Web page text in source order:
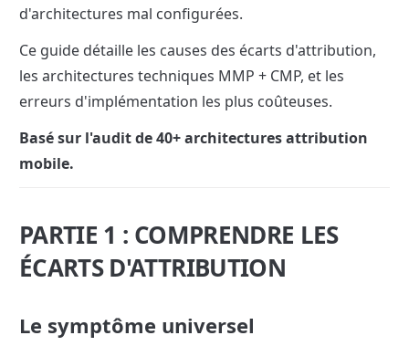
d'architectures mal configurées.
Ce guide détaille les causes des écarts d'attribution,
les architectures techniques MMP + CMP, et les
erreurs d'implémentation les plus coûteuses.
Basé sur l'audit de 40+ architectures attribution
mobile.
PARTIE 1 : COMPRENDRE LES
ÉCARTS D'ATTRIBUTION
Le symptôme universel